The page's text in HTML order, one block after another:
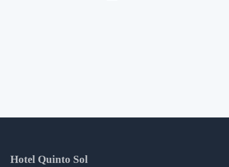
Hotel Quinto Sol